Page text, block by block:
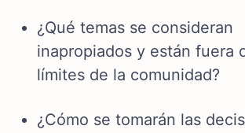
¿Qué temas se consideran
inapropiados y están fuera
límites de la comunidad?
¿Cómo se tomarán las